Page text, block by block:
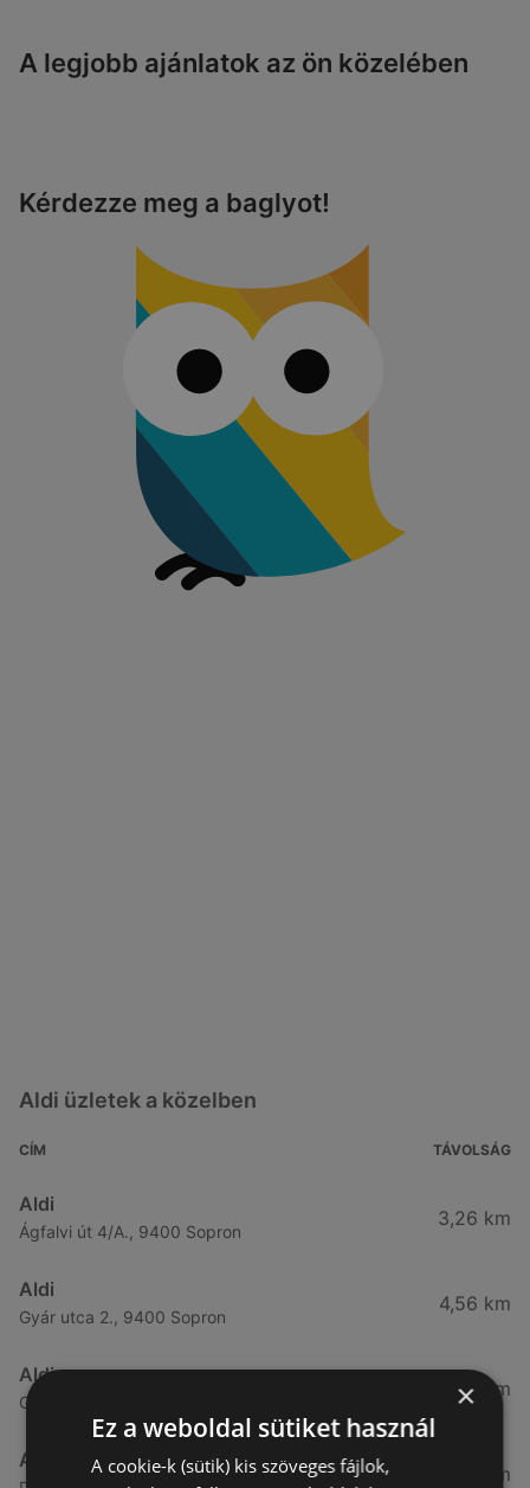
A legjobb ajánlatok az ön közelében
Kérdezze meg a baglyot!
Aldi üzletek a közelben
CÍM TÁVOLSÁG
Aldi
Ágfalvi út 4/A., 9400 Sopron
3,26 km
Aldi
Gyár utca 2., 9400 Sopron
4,56 km
Aldi
Győri út 45., 9400 Sopron
7,57 km
Aldi
49,08 km
×
Ez a weboldal sütiket használ
A cookie-k (sütik) kis szöveges fájlok,